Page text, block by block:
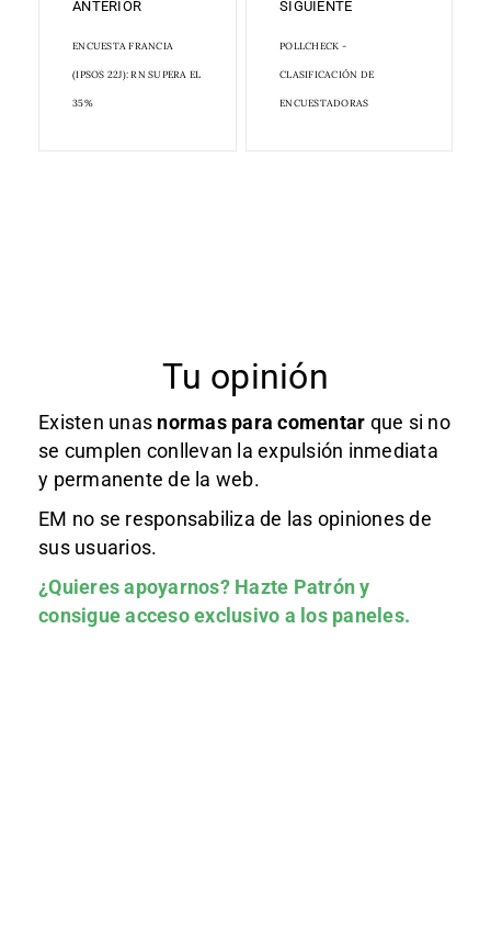
ANTERIOR
ENCUESTA FRANCIA
(IPSOS 22J): RN SUPERA EL
35%
SIGUIENTE
POLLCHECK -
CLASIFICACIÓN DE
ENCUESTADORAS
Tu opinión
Existen unas normas para comentar que si no
se cumplen conllevan la expulsión inmediata
y permanente de la web.
EM no se responsabiliza de las opiniones de
sus usuarios.
¿Quieres apoyarnos? Hazte Patróny
consigue acceso exclusivo a los paneles.